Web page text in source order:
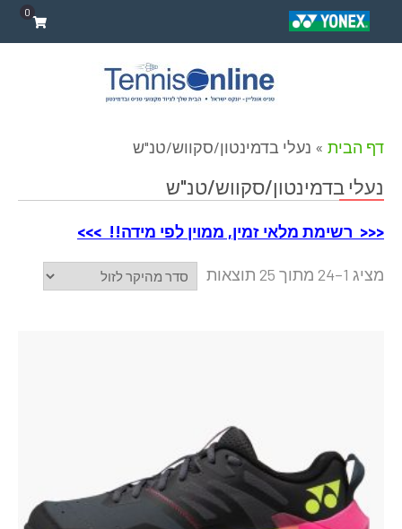
0
דף הבית » נעלי בדמינטון/סקווש/טנ"ש
נעלי בדמינטון/סקווש/טנ"ש
<<< רשימת מלאי זמין, ממוין לפי מידה!! >>>
מציג 1–24 מתוך 25 תוצאות